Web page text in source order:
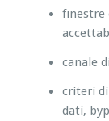
finestre
canale
criteri di
dati,